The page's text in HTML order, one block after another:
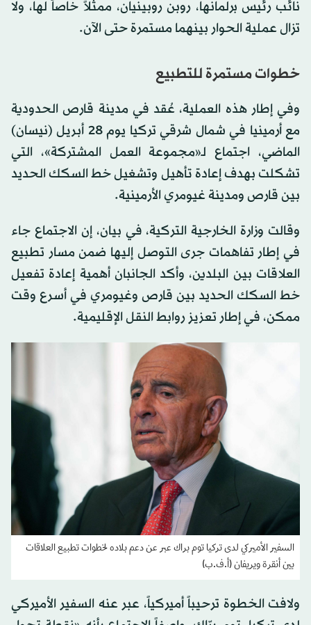
نائب رئيس برلمانها، روبن روبينيان، ممثلاً خاصاً لها، ولا
تزال عملية الحوار بينهما مستمرة حتى الآن.
خطوات مستمرة للتطبيع
وفي إطار هذه العملية، عُقد في مدينة قارص الحدودية
مع أرمينيا في شمال شرقي تركيا يوم 28 أبريل (نيسان)
الماضي، اجتماع لـ«مجموعة العمل المشتركة»، التي
تشكلت بهدف إعادة تأهيل وتشغيل خط السكك الحديد
بين قارص ومدينة غيومري الأرمينية.
وقالت وزارة الخارجية التركية، في بيان، إن الاجتماع جاء
في إطار تفاهمات جرى التوصل إليها ضمن مسار تطبيع
العلاقات بين البلدين، وأكد الجانبان أهمية إعادة تفعيل
خط السكك الحديد بين قارص وغيومري في أسرع وقت
ممكن، في إطار تعزيز روابط النقل الإقليمية.
السفير الأميركي لدى تركيا توم براك عبر عن دعم بلاده لخطوات تطبيع العلاقات
بين أنقرة ويريفان (أ.ف.ب)
ولافت الخطوة ترحيباً أميركياً، عبر عنه السفير الأميركي